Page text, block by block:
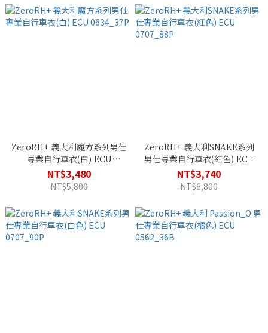
ZeroRH+ 義大利魔方系列男仕
專業自行車衣(白) ECU
0634_37P
NT$3,480
NT$5,800
ZeroRH+ 義大利SNAKE系列
男仕專業自行車衣(紅色) ECU
0707_88P
NT$3,740
NT$6,800